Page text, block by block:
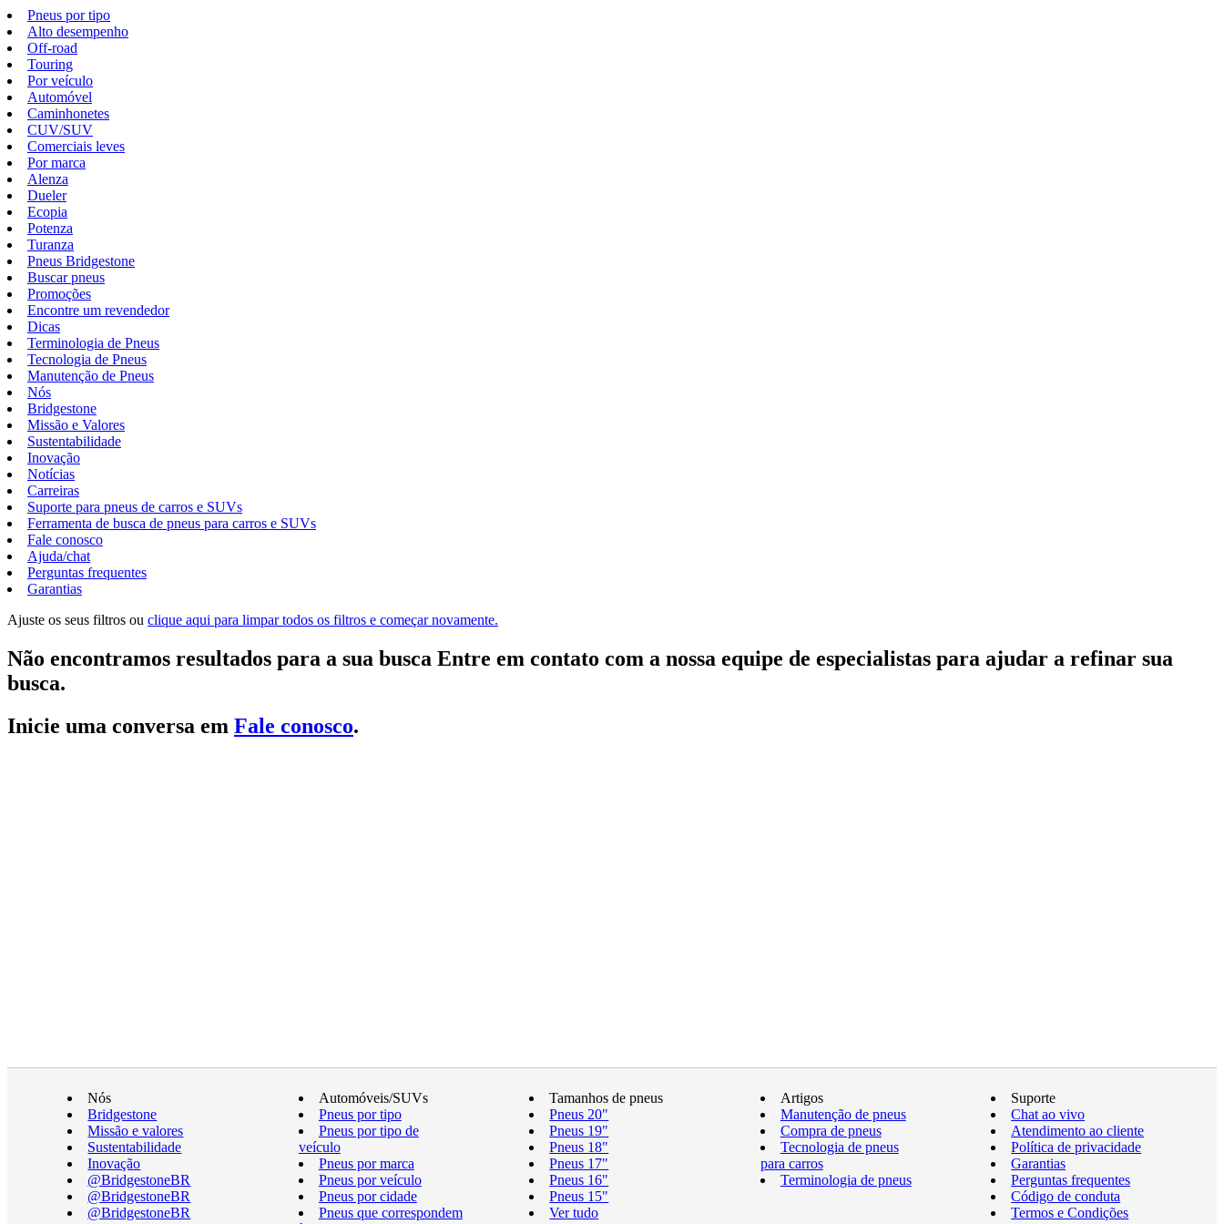
Pneus por tipo
Alto desempenho
Off-road
Touring
Por veículo
Automóvel
Caminhonetes
CUV/SUV
Comerciais leves
Por marca
Alenza
Dueler
Ecopia
Potenza
Turanza
Pneus Bridgestone
Buscar pneus
Promoções
Encontre um revendedor
Dicas
Terminologia de Pneus
Tecnologia de Pneus
Manutenção de Pneus
Nós
Bridgestone
Missão e Valores
Sustentabilidade
Inovação
Notícias
Carreiras
Suporte para pneus de carros e SUVs
Ferramenta de busca de pneus para carros e SUVs
Fale conosco
Ajuda/chat
Perguntas frequentes
Garantias
Ajuste os seus filtros ou clique aqui para limpar todos os filtros e começar novamente.
Não encontramos resultados para a sua busca Entre em contato com a nossa equipe de especialistas para ajudar a refinar sua
busca.
Inicie uma conversa em Fale conosco.
Nós
Bridgestone
Missão e valores
Sustentabilidade
Inovação
@BridgestoneBR
@BridgestoneBR
@BridgestoneBR
Automóveis/SUVs
Pneus por tipo
Pneus por tipo de
veículo
Pneus por marca
Pneus por veículo
Pneus por cidade
Pneus que correspondem
Tamanhos de pneus
Pneus 20"
Pneus 19"
Pneus 18"
Pneus 17"
Pneus 16"
Pneus 15"
Ver tudo
Artigos
Manutenção de pneus
Compra de pneus
Tecnologia de pneus
para carros
Terminologia de pneus
Suporte
Chat ao vivo
Atendimento ao cliente
Política de privacidade
Garantias
Perguntas frequentes
Código de conduta
Termos e Condições